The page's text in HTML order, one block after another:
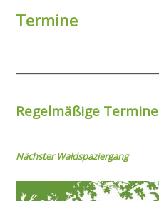
Termine
Regelmäßige Termine
Nächster Waldspaziergang